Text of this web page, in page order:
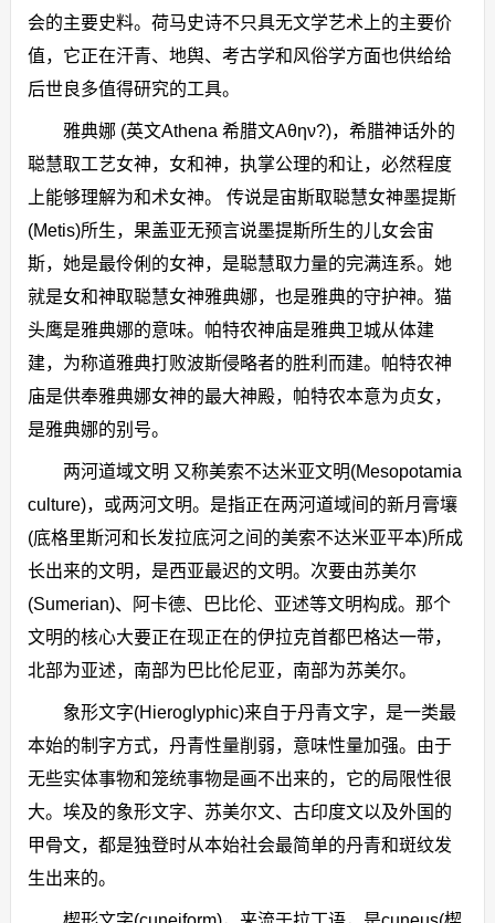
会的主要史料。荷马史诗不只具无文学艺术上的主要价
值，它正在汗青、地舆、考古学和风俗学方面也供给给
后世良多值得研究的工具。
雅典娜 (英文Athena 希腊文Αθην?)，希腊神话外的
聪慧取工艺女神，女和神，执掌公理的和让，必然程度
上能够理解为和术女神。 传说是宙斯取聪慧女神墨提斯
(Metis)所生，果盖亚无预言说墨提斯所生的儿女会宙
斯，她是最伶俐的女神，是聪慧取力量的完满连系。她
就是女和神取聪慧女神雅典娜，也是雅典的守护神。猫
头鹰是雅典娜的意味。帕特农神庙是雅典卫城从体建
建，为称道雅典打败波斯侵略者的胜利而建。帕特农神
庙是供奉雅典娜女神的最大神殿，帕特农本意为贞女，
是雅典娜的别号。
两河道域文明 又称美索不达米亚文明(Mesopotamia
culture)，或两河文明。是指正在两河道域间的新月膏壤
(底格里斯河和长发拉底河之间的美索不达米亚平本)所成
长出来的文明，是西亚最迟的文明。次要由苏美尔
(Sumerian)、阿卡德、巴比伦、亚述等文明构成。那个
文明的核心大要正在现正在的伊拉克首都巴格达一带，
北部为亚述，南部为巴比伦尼亚，南部为苏美尔。
象形文字(Hieroglyphic)来自于丹青文字，是一类最
本始的制字方式，丹青性量削弱，意味性量加强。由于
无些实体事物和笼统事物是画不出来的，它的局限性很
大。埃及的象形文字、苏美尔文、古印度文以及外国的
甲骨文，都是独登时从本始社会最简单的丹青和斑纹发
生出来的。